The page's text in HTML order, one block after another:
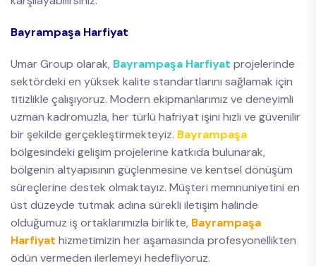
Bayrampaşa Harfiyat
Umar Group olarak, Bayrampaşa Harfiyat projelerinde
sektördeki en yüksek kalite standartlarını sağlamak için
titizlikle çalışıyoruz. Modern ekipmanlarımız ve deneyimli
uzman kadromuzla, her türlü hafriyat işini hızlı ve güvenilir
bir şekilde gerçekleştirmekteyiz. Bayrampaşa
bölgesindeki gelişim projelerine katkıda bulunarak,
bölgenin altyapısının güçlenmesine ve kentsel dönüşüm
süreçlerine destek olmaktayız. Müşteri memnuniyetini en
üst düzeyde tutmak adına sürekli iletişim halinde
olduğumuz iş ortaklarımızla birlikte, Bayrampaşa
Harfiyat hizmetimizin her aşamasında profesyonellikten
ödün vermeden ilerlemeyi hedefliyoruz.